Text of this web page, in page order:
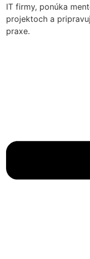
IT firmy, ponúka
projektoch a
praxe.